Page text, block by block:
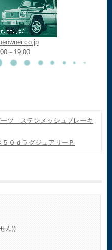
～19:00
ツ ステンメッシュブレーキ
０ｄラグジュアリーＰ
ん))